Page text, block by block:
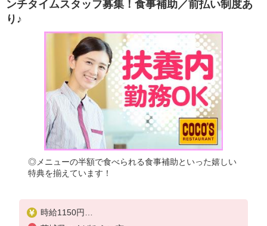
ンチタイムスタッフ募集！食事補助／前払い制度あ
り♪
◎メニューの半額で食べられる食事補助といった嬉しい
特典を揃えています！
時給1150円
※22:00〜翌5:00：時給1438円